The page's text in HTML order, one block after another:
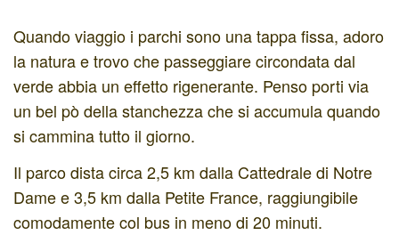
Quando viaggio i parchi sono una tappa fissa, adoro
la natura e trovo che passeggiare circondata dal
verde abbia un effetto rigenerante. Penso porti via
un bel pò della stanchezza che si accumula quando
si cammina tutto il giorno.
Il parco dista circa 2,5 km dalla Cattedrale di Notre
Dame e 3,5 km dalla Petite France, raggiungibile
comodamente col bus in meno di 20 minuti.